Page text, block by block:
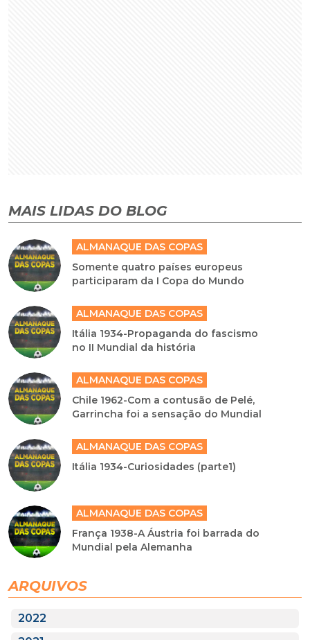
MAIS LIDAS DO BLOG
ALMANAQUE DAS COPAS
Somente quatro países europeus
participaram da I Copa do Mundo
ALMANAQUE DAS COPAS
Itália 1934-Propaganda do fascismo
no II Mundial da história
ALMANAQUE DAS COPAS
Chile 1962-Com a contusão de Pelé,
Garrincha foi a sensação do Mundial
ALMANAQUE DAS COPAS
Itália 1934-Curiosidades (parte1)
ALMANAQUE DAS COPAS
França 1938-A Áustria foi barrada do
Mundial pela Alemanha
ARQUIVOS
2022